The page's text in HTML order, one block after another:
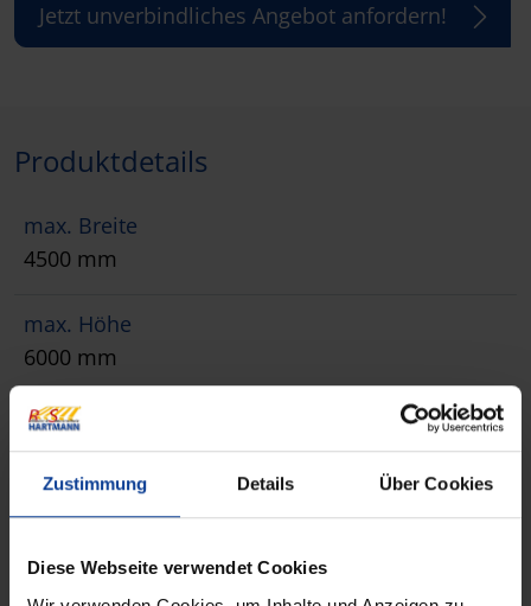
Zustimmung Details Über Cookies
Diese Webseite verwendet Cookies
Jetzt unverbindliches Angebot anfordern!
Produktdetails
max. Breite
4500 mm
max. Höhe
6000 mm
max. Fläche
35 m²
Bedienung
Funkmotor, Kurbel, Motor